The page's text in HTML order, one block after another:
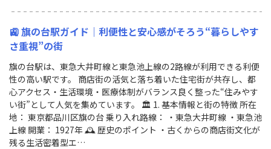
🚉 旗の台駅ガイド｜利便性と安心感がそろう“暮らしやす
さ重視”の街
旗の台駅は、東急大井町線と東急池上線の2路線が利用できる利便
性の高い駅です。 商店街の活気と落ち着いた住宅街が共存し、都
心アクセス・生活環境・医療体制がバランス良く整った“住みやす
い街”として人気を集めています。 🏛 1. 基本情報と街の特徴 所在
地： 東京都品川区旗の台 乗り入れ路線： ・東急大井町線 ・東急池
上線 開業： 1927年 🕰 歴史のポイント ・古くからの商店街文化が
残る生活密着型エ…